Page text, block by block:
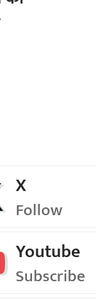
X
Follow
Youtube
Subscribe